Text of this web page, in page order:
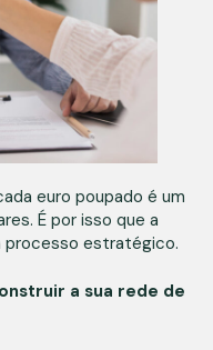
euro poupado é um
É por isso que a
processo estratégico.
a sua rede de